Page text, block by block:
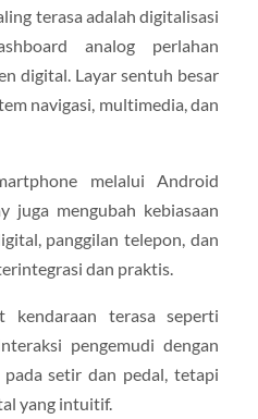
terasa adalah digitalisasi
analog perlahan
digital. Layar sentuh besar
navigasi, multimedia, dan
melalui Android
juga mengubah kebiasaan
panggilan telepon, dan
dan praktis.
kendaraan terasa seperti
pengemudi dengan
setir dan pedal, tetapi
yang intuitif.